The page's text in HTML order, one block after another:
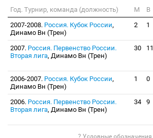
Год. Турнир, команда (должность) М В
2007-2008. Россия. Кубок России,
Динамо Вн (Трен)
2 1
2007. Россия. Первенство России.
Вторая лига, Динамо Вн (Трен)
30 11
2006-2007. Россия. Кубок России,
Динамо Вн (Трен)
1 0
2006. Россия. Первенство России.
Вторая лига, Динамо Вн (Трен)
34 9
? Условные обозначения